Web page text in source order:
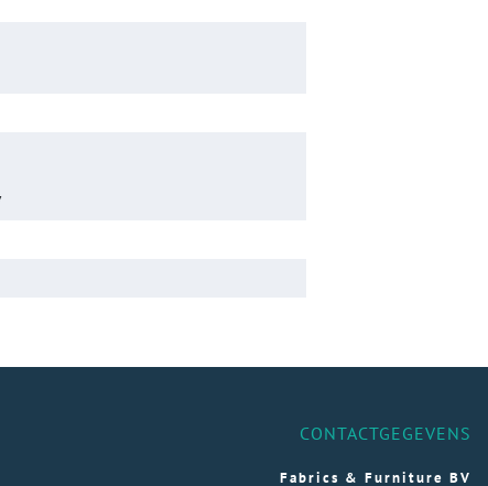
CONTACTGEGEVENS
Fabrics & Furniture BV